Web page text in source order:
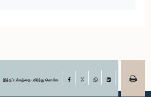
இந்தப் பக்கத்தை பகிர்ந்து கொள்க Facebook